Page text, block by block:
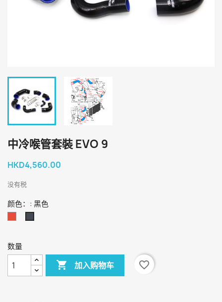
中冷喉管套裝 EVO 9
HKD4,560.00
没有税
颜色：: 黑色
数量
 加入购物车 favorite_border